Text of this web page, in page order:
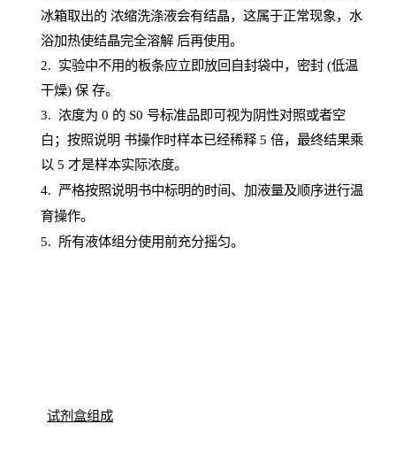
冰箱取出的 浓缩洗涤液会有结晶，这属于正常现象，水
浴加热使结晶完全溶解 后再使用。
2. 实验中不用的板条应立即放回自封袋中，密封(低温
干燥) 保 存。
3. 浓度为 0 的 S0 号标准品即可视为阴性对照或者空
白；按照说明 书操作时样本已经稀释5 倍，最终结果乘
以 5 才是样本实际浓度。
4. 严格按照说明书中标明的时间、加液量及顺序进行温
育操作。
5. 所有液体组分使用前充分摇匀。
试剂盒组成